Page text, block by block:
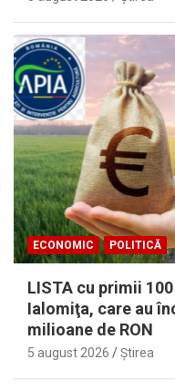
ECONOMIC POLITICĂ
LISTA cu primii
Ialomiţa, care au
milioane de RON
5 august 2026 Ştirea